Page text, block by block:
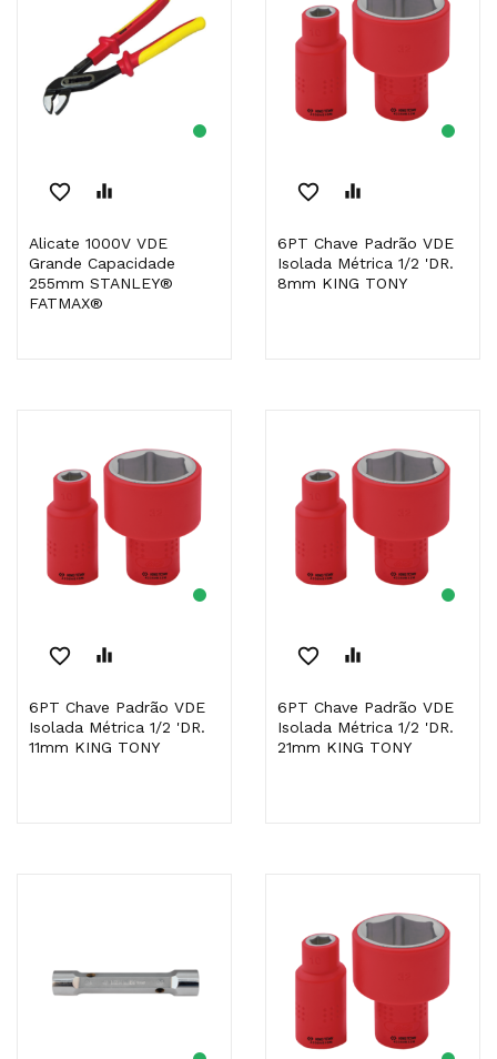
favorite_border equalizer
Alicate 1000V VDE
Grande Capacidade
255mm STANLEY®
FATMAX®
favorite_border equalizer
6PT Chave Padrão VDE
Isolada Métrica 1/2 'DR.
8mm KING TONY
favorite_border equalizer
6PT Chave Padrão VDE
Isolada Métrica 1/2 'DR.
11mm KING TONY
favorite_border equalizer
6PT Chave Padrão VDE
Isolada Métrica 1/2 'DR.
21mm KING TONY